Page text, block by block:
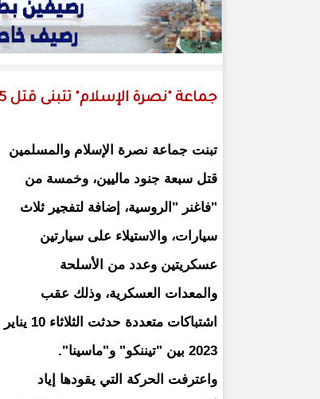
جماعة "نصرة الإسلام" تتبنى قتل 5 من فاغنر و7 جنود ماليين
تبنت جماعة نصرة الإسلام والمسلمين
قتل سبعة جنود ماليين، وخمسة من
"فاغنر "الروسية، إضافة لتفجير ثلاث
سيارات، والاستيلاء على سيارتين
عسكريتين وعدد من الأسلحة
والمعدات العسكرية، وذلك عقب
اشتباكات متعددة حدثت الثلاثاء 10 يناير
2023 بين "تيننكو" و"ماسينا".
واعترفت الحركة التي يقودها إياد